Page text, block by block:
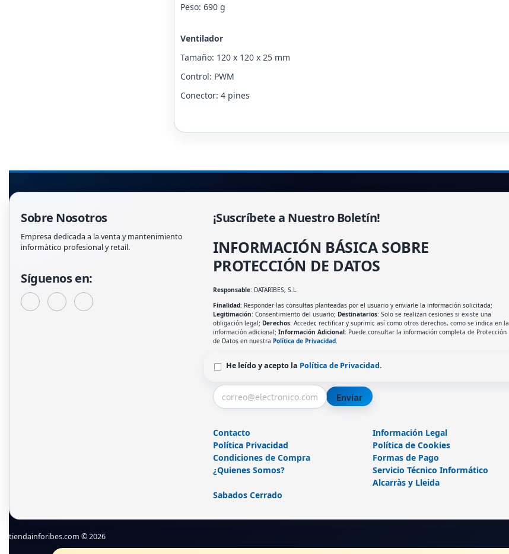
Peso: 690 g
Ventilador
Tamaño: 120 x 120 x 25 mm
Control: PWM
Conector: 4 pines
Sobre Nosotros
Empresa dedicada a la venta y mantenimiento
informàtico profesional y retail.
Síguenos en:
¡Suscríbete a Nuestro Boletín!
INFORMACIÓN BÁSICA SOBRE
PROTECCIÓN DE DATOS
Responsable: DATARIBES, S.L.
Finalidad: Responder las consultas planteadas por el usuario y enviarle la información solicitada;
Legitimación: Consentimiento del usuario; Destinatarios: Solo se realizan cesiones si existe una
obligación legal; Derechos: Acceder, rectificar y suprimir, así como otros derechos, como se indica en la
información adicional; Información Adicional: Puede consultar la información completa de Protección
de Datos en nuestra Política de Privacidad.
He leído y acepto la Política de Privacidad.
Enviar
Contacto
Información Legal
Política Privacidad
Política de Cookies
Condiciones de Compra
Formas de Pago
¿Quienes Somos?
Servicio Técnico Informático
Alcarràs y Lleida
Sabados Cerrado
tiendainforibes.com © 2026